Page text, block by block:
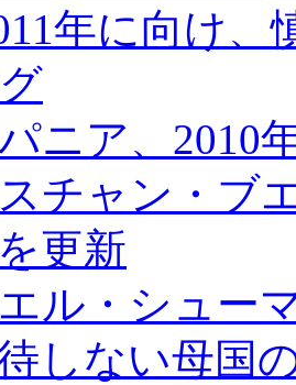
年に向け
ニア、2010
スチャン・ブ
更新
ル・シュー
しない母国